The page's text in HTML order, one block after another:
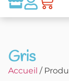
Gris
Accueil /